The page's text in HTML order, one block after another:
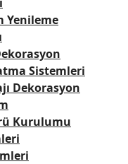
Yenileme
Sistemleri
Dekorasyon
Kurulumu